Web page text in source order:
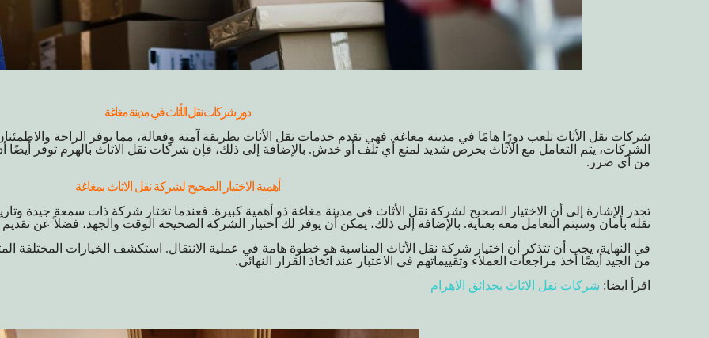
دور شركات نقل الأثاث في مدينة مغاغة
شركات نقل الأثاث تلعب دورًا هامًا في مدينة مغاغة. فهي تقدم خدمات نقل الأثاث بطريقة آمنة وفعالة، مما يوفر الراحة
الشركات، يتم التعامل مع الأثاث بحرص شديد لمنع أي تلف أو خدش. بالإضافة إلى ذلك، فإن شركات نقل الاثاث بالهرم توفر أيضًا
من أي ضرر.
أهمية الاختيار الصحيح لشركة نقل الاثاث بمغاغة
تجدر الإشارة إلى أن الاختيار الصحيح لشركة نقل الأثاث في مدينة مغاغة ذو أهمية كبيرة. فعندما تختار شركة ذات سمعة جيدة
نقله بأمان وسيتم التعامل معه بعناية. بالإضافة إلى ذلك، يمكن أن يوفر لك اختيار الشركة الصحيحة الوقت والجهد، فضلاً عن
في النهاية، يجب أن تتذكر أن اختيار شركة نقل الأثاث المناسبة هو خطوة هامة في عملية الانتقال. استكشف الخيارات المختلفة
من الجيد أيضًا أخذ مراجعات العملاء وتقييماتهم في الاعتبار عند اتخاذ القرار النهائي.
اقرأ ايضا: شركات نقل الاثاث بحدائق الاهرام